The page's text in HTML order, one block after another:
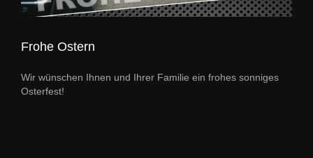
Frohe Ostern
Wir wünschen Ihnen und Ihrer Familie ein frohes sonniges
Osterfest!